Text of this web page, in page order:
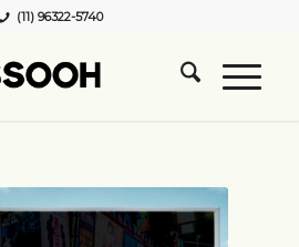
(11) 96322-5740